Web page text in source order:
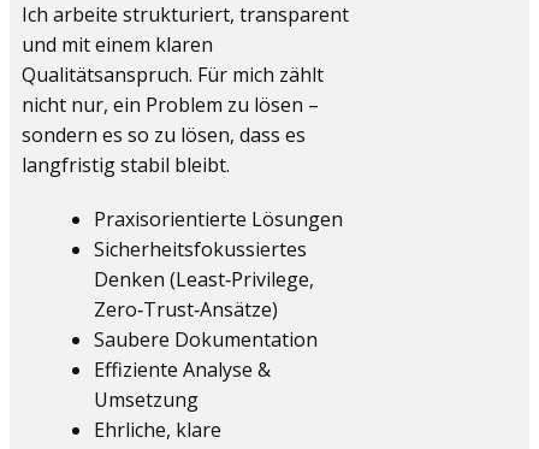
Ich arbeite strukturiert, transparent
und mit einem klaren
Qualitätsanspruch. Für mich zählt
nicht nur, ein Problem zu lösen –
sondern es so zu lösen, dass es
langfristig stabil bleibt.
Praxisorientierte Lösungen
Sicherheitsfokussiertes
Denken (Least‑Privilege,
Zero‑Trust‑Ansätze)
Saubere Dokumentation
Effiziente Analyse &
Umsetzung
Ehrliche, klare